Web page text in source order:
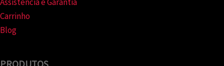
Carrinho
Blog